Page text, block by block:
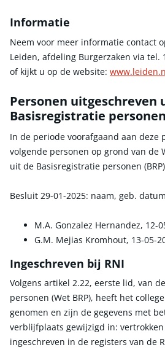
Informatie
Neem voor meer informatie contact
Leiden, afdeling Burgerzaken via tel.
of kijkt u op de website:
Personen uitgeschreven
Basisregistratie personen
In de periode voorafgaand aan deze
volgende personen op grond van de
uit de Basisregistratie personen
Besluit 29-01-2025: naam, geb.
M.A. Gonzalez Hernandez, 12-
G.M. Mejias Kromhout, 13-05-
Ingeschreven bij RNI
Volgens artikel 2.22, eerste lid, van
personen (Wet BRP), heeft het
genomen en zijn de gegevens met
verblijfplaats gewijzigd in: vertrokken
ingeschreven in de registers van de